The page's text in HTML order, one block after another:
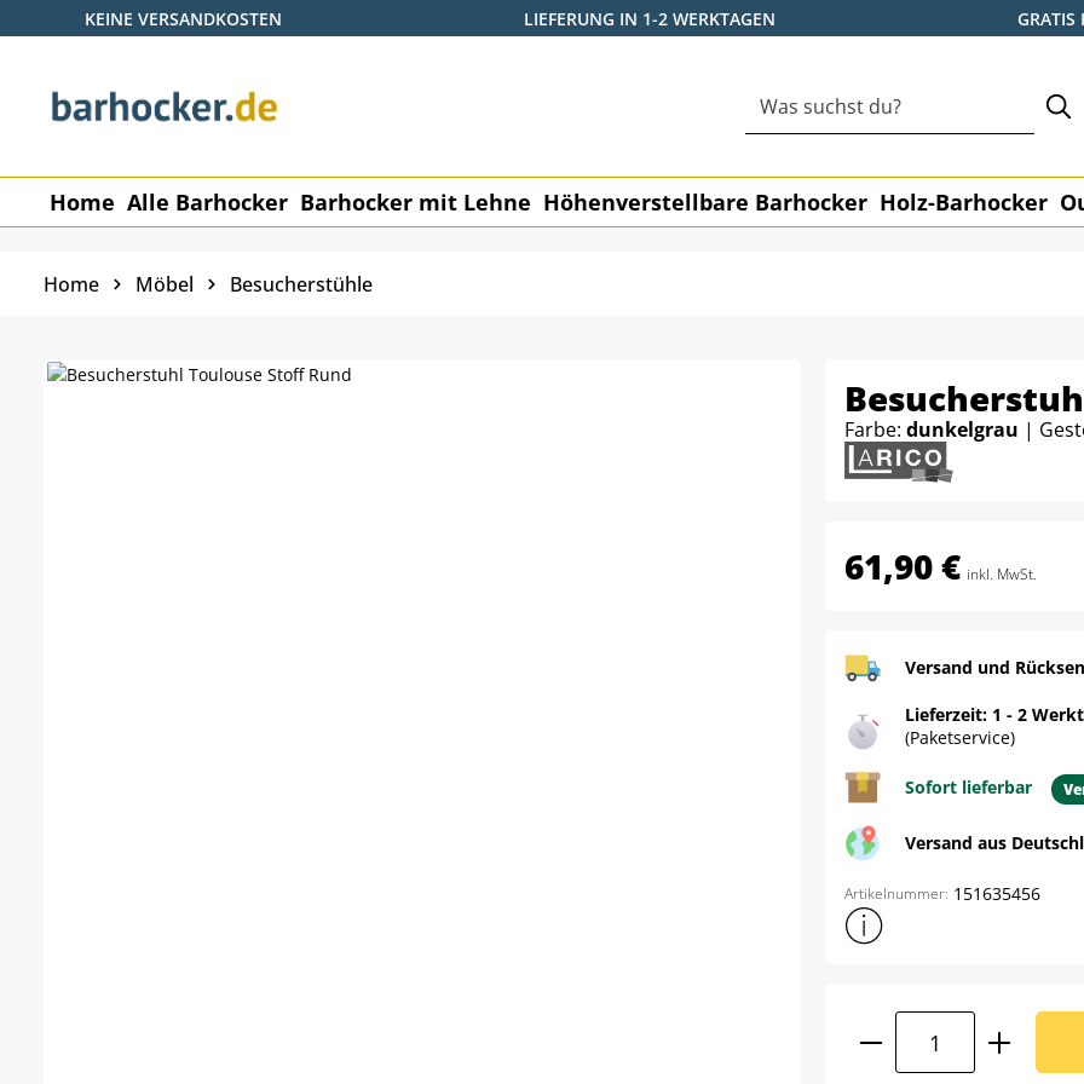
Hauptinhalt springen
Zur Suche springen
Zur Hauptnavigation springen
KEINE VERSANDKOSTEN LIEFERUNG IN 1-2 WERKTAGEN GRATIS
Home Alle Barhocker Barhocker mit Lehne Höhenverstellbare Barhocker Holz-Barhocker
Home Möbel Besucherstühle
Farbe: dunkelgrau |
61,90 € inkl. MwSt.
Versand und
Lieferzeit: 1 - 2
(Paketservice)
Sofort lieferbar
Versand aus
Artikelnummer: 151635456
Weitere
Produkt Anzahl: